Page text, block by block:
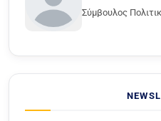
Σύμβουλος